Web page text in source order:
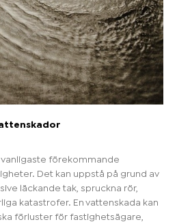
förekommande
Det kan uppstå på grund av
läckande tak, spruckna rör,
katastrofer. En vattenskada kan
förluster för fastighetsägare,